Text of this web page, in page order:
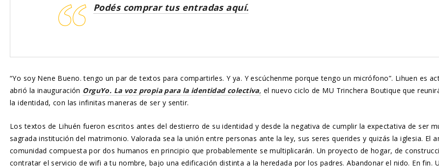
Podés comprar tus entradas aquí.
“Yo soy Nene Bueno. tengo un par de textos para compartirles. Y ya. Y escúchenme porque tengo un micrófono”. Lihuen es
abrió la inauguración OrguYo. La voz propia para la identidad colectiva, el nuevo ciclo de MU Trinchera Boutique que
la identidad, con las infinitas maneras de ser y sentir.
Los textos de Lihuén fueron escritos antes del destierro de su identidad y desde la negativa de cumplir la expectativa de ser
sagrada institución del matrimonio. Valorada sea la unión entre personas ante la ley, sus seres querides y quizás la iglesia.
comunidad compuesta por dos humanos en principio que probablemente se multiplicarán. Un proyecto de hogar, de
contratar el servicio de wifi a tu nombre, bajo una edificación distinta a la heredada por los padres. Abandonar el nido. En fin.